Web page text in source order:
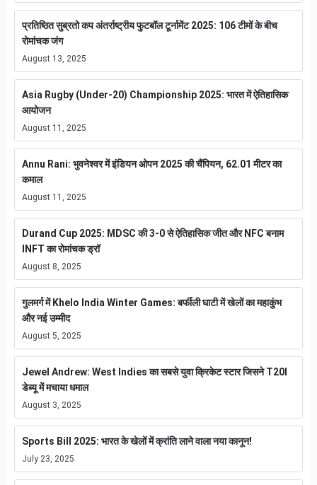
प्रतिष्ठित सुब्रतो कप अंतर्राष्ट्रीय फुटबॉल टूर्नामेंट 2025: 106 टीमों के बीच
रोमांचक जंग
August 13, 2025
Asia Rugby (Under-20) Championship 2025: भारत में ऐतिहासिक
आयोजन
August 11, 2025
Annu Rani: भुवनेश्वर में इंडियन ओपन 2025 की चैंपियन, 62.01 मीटर का
कमाल
August 11, 2025
Durand Cup 2025: MDSC की 3-0 से ऐतिहासिक जीत और NFC बनाम
INFT का रोमांचक ड्रॉ
August 8, 2025
गुलमर्ग में Khelo India Winter Games: बर्फीली घाटी में खेलों का महाकुंभ
और नई उम्मीद
August 5, 2025
Jewel Andrew: West Indies का सबसे युवा क्रिकेट स्टार जिसने T20I
डेब्यू में मचाया धमाल
August 3, 2025
Sports Bill 2025: भारत के खेलों में क्रांति लाने वाला नया कानून!
July 23, 2025